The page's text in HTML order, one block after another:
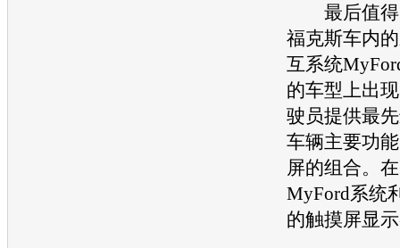
最后值得
福克斯车内
互系统
的车型上出
驶员提供最
车辆主要功
屏的组合。
MyFord系统
的触摸屏显